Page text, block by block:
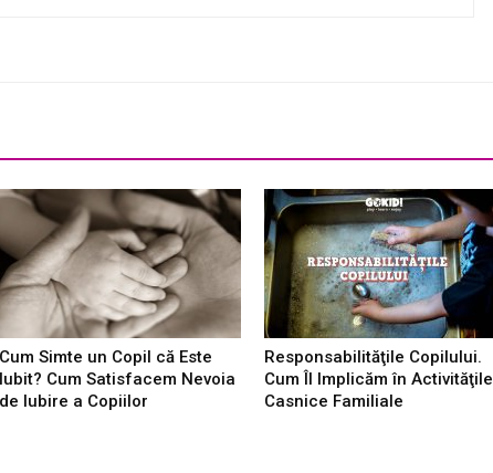
Cum Simte un Copil că Este
Iubit? Cum Satisfacem Nevoia
de Iubire a Copiilor
Responsabilităţile Copilului.
Cum Îl Implicăm în Activităţile
Casnice Familiale